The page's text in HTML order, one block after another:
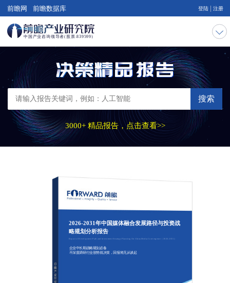
前瞻网 前瞻数据库 登陆 注册
搜索
3000+ 精品报告，点击查看>>
2026-2031年中国媒体融合发展路径与投资战
略规划分析报告
Report of Development Path and Investment Strategy Planning On China Media Convergence（2026-2031）
企业中长期战略规划必备
不深度调研行业形势就决策，回报将无从谈起